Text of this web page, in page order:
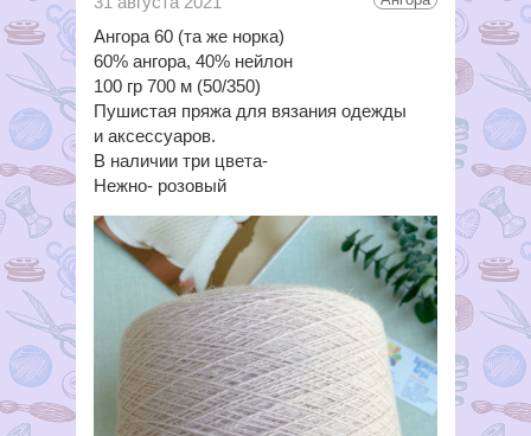
Ангора 60 (та же норка)
60% ангора, 40% нейлон
100 гр 700 м (50/350)
Пушистая пряжа для вязания одежды
и аксессуаров.
В наличии три цвета-
Нежно- розовый